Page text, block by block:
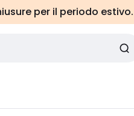
per il periodo estivo.